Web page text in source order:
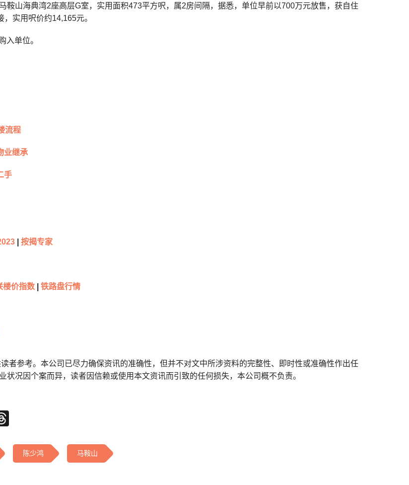
鞍山海典湾2座高层G室，实用面积473平方呎，属2房间隔，据悉，单位早前以700万元放售，获自住
实用呎价约14,165元。
入单位。
流程
业继承
手
按揭专家
楼价指数 铁路盘行情
者参考。本公司已尽力确保资讯的准确性，但并不对文中所涉资料的完整性、即时性或准确性作出任
状况因个案而异，读者因信赖或使用本文资讯而引致的任何损失，本公司概不负责。
陈少鸿 马鞍山